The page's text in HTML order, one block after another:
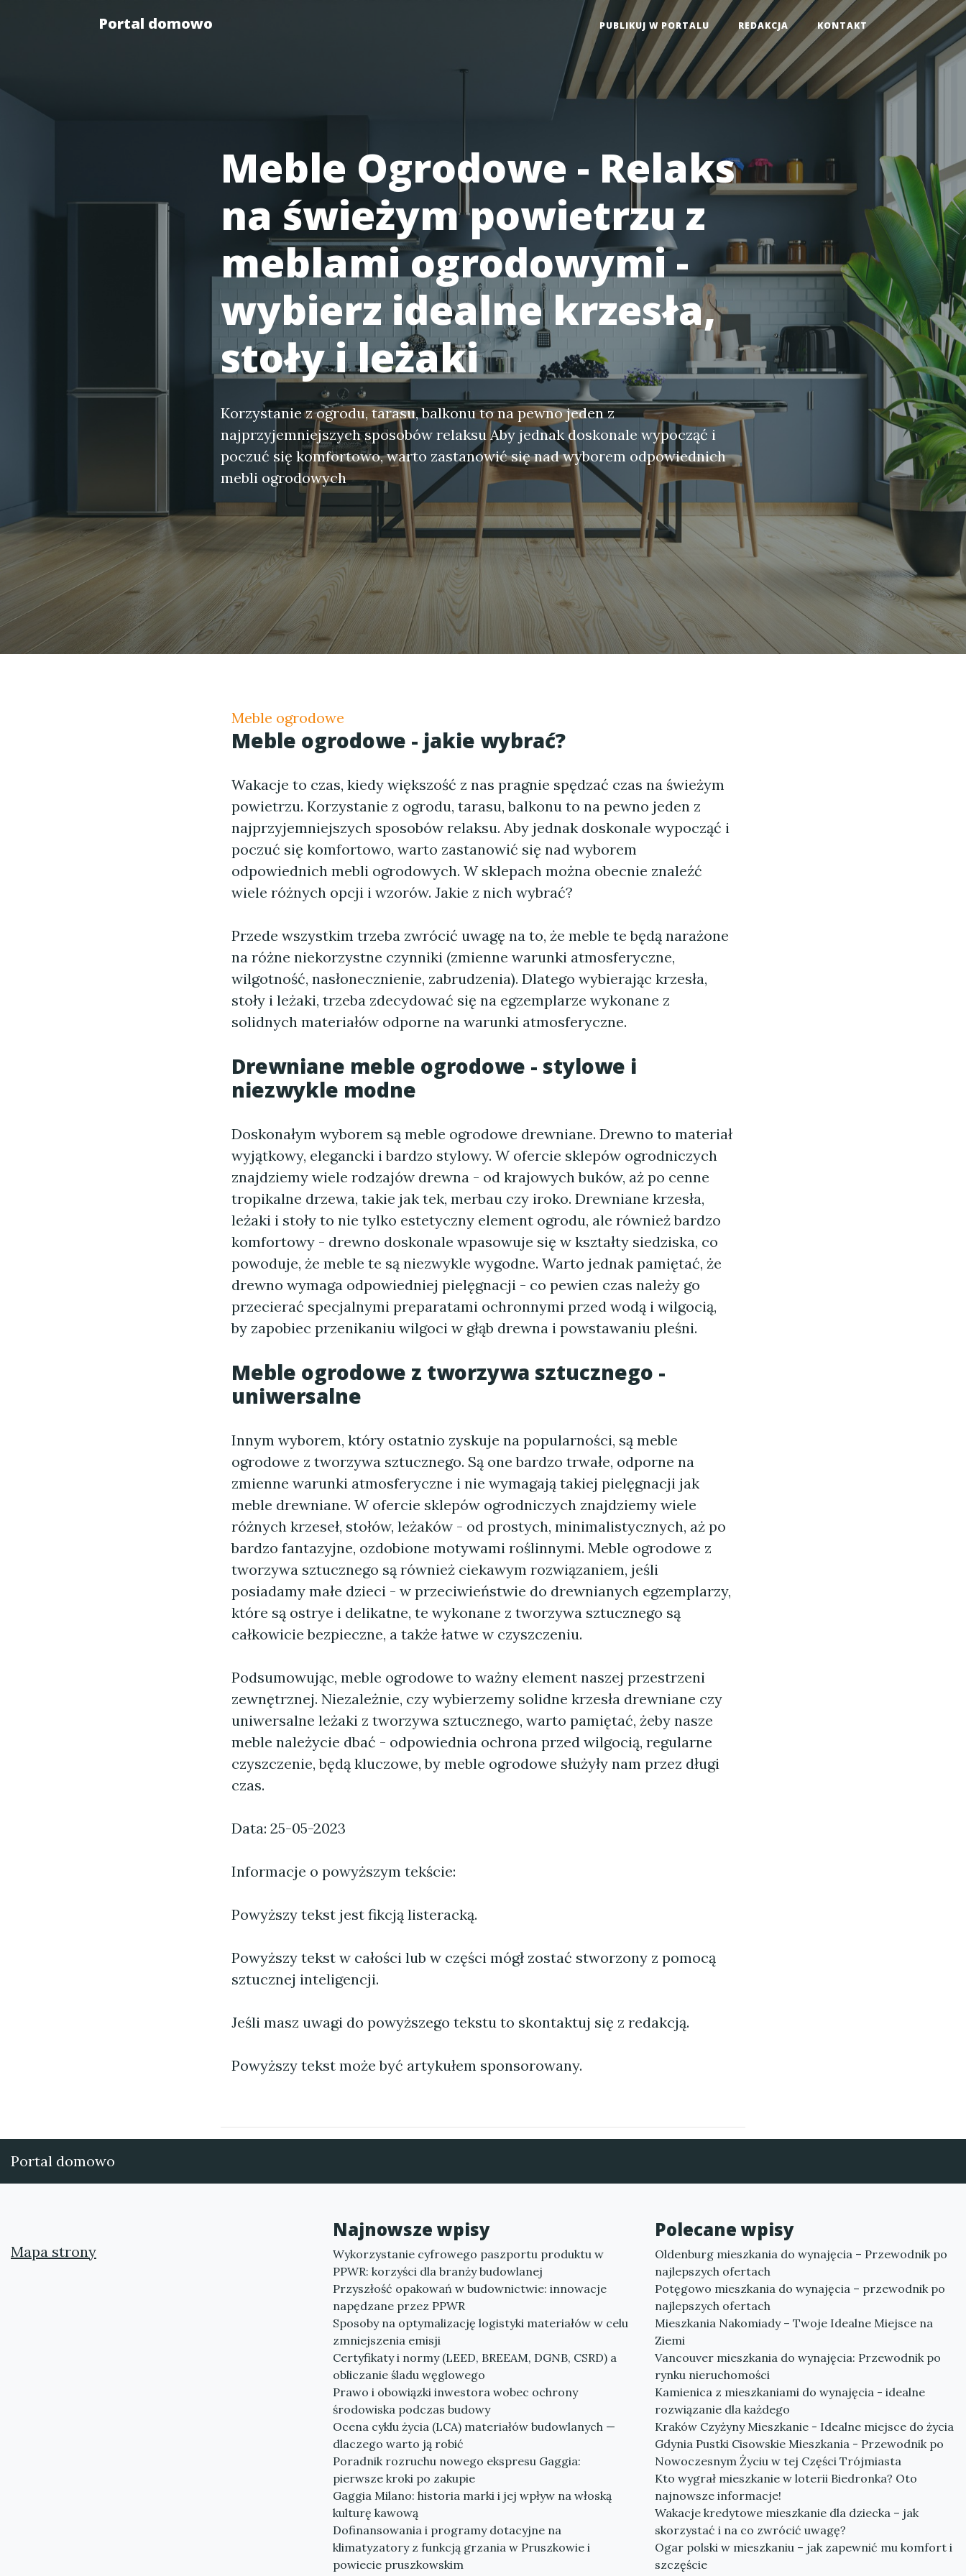
Portal domowo PUBLIKUJ W PORTALU REDAKCJA KONTAKT
Meble Ogrodowe - Relaks
na świeżym powietrzu z
meblami ogrodowymi -
wybierz idealne krzesła,
stoły i leżaki
Korzystanie z ogrodu, tarasu, balkonu to na pewno jeden z
najprzyjemniejszych sposobów relaksu Aby jednak doskonale wypocząć i
poczuć się komfortowo, warto zastanowić się nad wyborem odpowiednich
mebli ogrodowych
Meble ogrodowe
Meble ogrodowe - jakie wybrać?
Wakacje to czas, kiedy większość z nas pragnie spędzać czas na świeżym
powietrzu. Korzystanie z ogrodu, tarasu, balkonu to na pewno jeden z
najprzyjemniejszych sposobów relaksu. Aby jednak doskonale wypocząć i
poczuć się komfortowo, warto zastanowić się nad wyborem
odpowiednich mebli ogrodowych. W sklepach można obecnie znaleźć
wiele różnych opcji i wzorów. Jakie z nich wybrać?
Przede wszystkim trzeba zwrócić uwagę na to, że meble te będą narażone
na różne niekorzystne czynniki (zmienne warunki atmosferyczne,
wilgotność, nasłonecznienie, zabrudzenia). Dlatego wybierając krzesła,
stoły i leżaki, trzeba zdecydować się na egzemplarze wykonane z
solidnych materiałów odporne na warunki atmosferyczne.
Drewniane meble ogrodowe - stylowe i
niezwykle modne
Doskonałym wyborem są meble ogrodowe drewniane. Drewno to materiał
wyjątkowy, elegancki i bardzo stylowy. W ofercie sklepów ogrodniczych
znajdziemy wiele rodzajów drewna - od krajowych buków, aż po cenne
tropikalne drzewa, takie jak tek, merbau czy iroko. Drewniane krzesła,
leżaki i stoły to nie tylko estetyczny element ogrodu, ale również bardzo
komfortowy - drewno doskonale wpasowuje się w kształty siedziska, co
powoduje, że meble te są niezwykle wygodne. Warto jednak pamiętać, że
drewno wymaga odpowiedniej pielęgnacji - co pewien czas należy go
przecierać specjalnymi preparatami ochronnymi przed wodą i wilgocią,
by zapobiec przenikaniu wilgoci w głąb drewna i powstawaniu pleśni.
Meble ogrodowe z tworzywa sztucznego -
uniwersalne
Innym wyborem, który ostatnio zyskuje na popularności, są meble
ogrodowe z tworzywa sztucznego. Są one bardzo trwałe, odporne na
zmienne warunki atmosferyczne i nie wymagają takiej pielęgnacji jak
meble drewniane. W ofercie sklepów ogrodniczych znajdziemy wiele
różnych krzeseł, stołów, leżaków - od prostych, minimalistycznych, aż po
bardzo fantazyjne, ozdobione motywami roślinnymi. Meble ogrodowe z
tworzywa sztucznego są również ciekawym rozwiązaniem, jeśli
posiadamy małe dzieci - w przeciwieństwie do drewnianych egzemplarzy,
które są ostrye i delikatne, te wykonane z tworzywa sztucznego są
całkowicie bezpieczne, a także łatwe w czyszczeniu.
Podsumowując, meble ogrodowe to ważny element naszej przestrzeni
zewnętrznej. Niezależnie, czy wybierzemy solidne krzesła drewniane czy
uniwersalne leżaki z tworzywa sztucznego, warto pamiętać, żeby nasze
meble należycie dbać - odpowiednia ochrona przed wilgocią, regularne
czyszczenie, będą kluczowe, by meble ogrodowe służyły nam przez długi
czas.
Data: 25-05-2023
Informacje o powyższym tekście:
Powyższy tekst jest fikcją listeracką.
Powyższy tekst w całości lub w części mógł zostać stworzony z pomocą
sztucznej inteligencji.
Jeśli masz uwagi do powyższego tekstu to skontaktuj się z redakcją.
Powyższy tekst może być artykułem sponsorowany.
Portal domowo
Mapa strony
Najnowsze wpisy
Wykorzystanie cyfrowego paszportu produktu w
PPWR: korzyści dla branży budowlanej
Przyszłość opakowań w budownictwie: innowacje
napędzane przez PPWR
Sposoby na optymalizację logistyki materiałów w celu
zmniejszenia emisji
Certyfikaty i normy (LEED, BREEAM, DGNB, CSRD) a
obliczanie śladu węglowego
Prawo i obowiązki inwestora wobec ochrony
środowiska podczas budowy
Ocena cyklu życia (LCA) materiałów budowlanych —
dlaczego warto ją robić
Poradnik rozruchu nowego ekspresu Gaggia:
pierwsze kroki po zakupie
Gaggia Milano: historia marki i jej wpływ na włoską
kulturę kawową
Dofinansowania i programy dotacyjne na
klimatyzatory z funkcją grzania w Pruszkowie i
powiecie pruszkowskim
Polecane wpisy
Oldenburg mieszkania do wynajęcia – Przewodnik po
najlepszych ofertach
Potęgowo mieszkania do wynajęcia – przewodnik po
najlepszych ofertach
Mieszkania Nakomiady – Twoje Idealne Miejsce na
Ziemi
Vancouver mieszkania do wynajęcia: Przewodnik po
rynku nieruchomości
Kamienica z mieszkaniami do wynajęcia - idealne
rozwiązanie dla każdego
Kraków Czyżyny Mieszkanie - Idealne miejsce do życia
Gdynia Pustki Cisowskie Mieszkania - Przewodnik po
Nowoczesnym Życiu w tej Części Trójmiasta
Kto wygrał mieszkanie w loterii Biedronka? Oto
najnowsze informacje!
Wakacje kredytowe mieszkanie dla dziecka – jak
skorzystać i na co zwrócić uwagę?
Ogar polski w mieszkaniu – jak zapewnić mu komfort i
szczęście